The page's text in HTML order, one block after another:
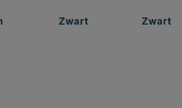
Zwart Zwart